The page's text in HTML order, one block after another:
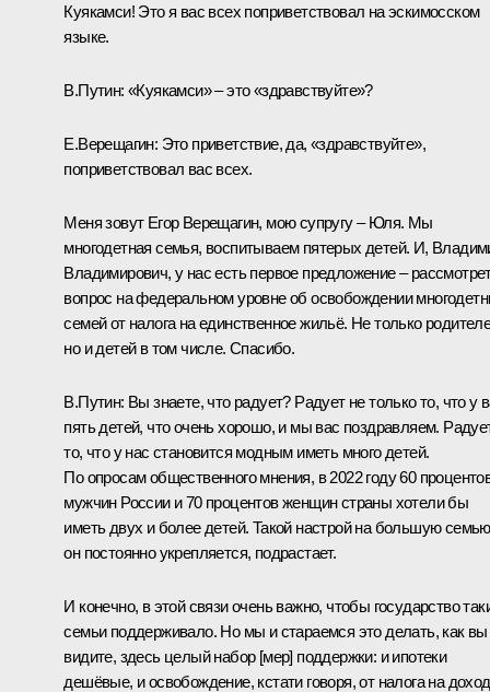
Куякамси! Это я вас всех поприветствовал на эскимосском
языке.
В.Путин: «Куякамси» – это «здравствуйте»?
Е.Верещагин: Это приветствие, да, «здравствуйте»,
поприветствовал вас всех.
Меня зовут Егор Верещагин, мою супругу – Юля. Мы
многодетная семья, воспитываем пятерых детей. И,
Владимирович, у нас есть первое предложение –
вопрос на федеральном уровне об освобождении
семей от налога на единственное жильё. Не только
но и детей в том числе. Спасибо.
В.Путин: Вы знаете, что радует? Радует не только то, что у
пять детей, что очень хорошо, и мы вас поздравляем.
то, что у нас становится модным иметь много детей.
По опросам общественного мнения, в 2022 году 60
мужчин России и 70 процентов женщин страны хотели бы
иметь двух и более детей. Такой настрой на большую
он постоянно укрепляется, подрастает.
И конечно, в этой связи очень важно, чтобы государство
семьи поддерживало. Но мы и стараемся это делать, как вы
видите, здесь целый набор [мер] поддержки: и ипотеки
дешёвые, и освобождение, кстати говоря, от налога на